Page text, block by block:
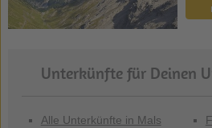
Unterkünfte für Deinen
Alle Unterkünfte in Mals